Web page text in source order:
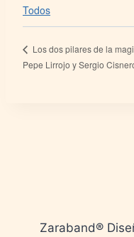
Todos
Los dos pilares de la
Pepe Lirrojo y Sergio
Zaraband®